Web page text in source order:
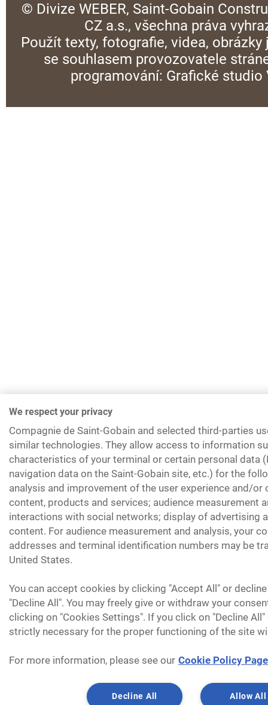
© Divize WEBER, Saint-Gobain
CZ a.s., všechna práva
Použít texty, fotografie, videa, obrázky
se souhlasem provozovatele
programování: Grafické studio
We respect your privacy
Compagnie de Saint-Gobain and selected third-parties
similar technologies. They allow access to information
characteristics of your terminal or certain personal data
navigation data on the Saint-Gobain site, etc.) for the
analysis and improvement of the user experience and/or
content, products and services; audience measurement
interactions with social networks; display of advertising
content. For audience measurement and analysis, your
addresses and terminal identification numbers may be
United States.
You can accept cookies by clicking "Accept All" or
"Decline All". You may freely give or withdraw your
clicking on "Cookies Settings". If you click on "Decline
strictly necessary for the proper functioning of the site
For more information, please see our Cookie Policy Page
Allow All
Decline All